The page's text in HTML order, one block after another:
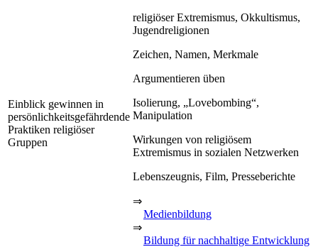
Einblick gewinnen in
persönlichkeitsgefährdende
Praktiken religiöser
Gruppen
religiöser Extremismus, Okkultismus,
Jugendreligionen
Zeichen, Namen, Merkmale
Argumentieren üben
Isolierung, „Lovebombing“,
Manipulation
Wirkungen von religiösem
Extremismus in sozialen Netzwerken
Lebenszeugnis, Film, Presseberichte
⇒
Medienbildung
⇒
Bildung für nachhaltige Entwicklung